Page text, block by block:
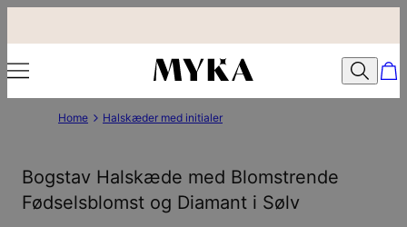
Home Halskæder med initialer
Bogstav Halskæde med Blomstrende
Fødselsblomst og Diamant i Sølv